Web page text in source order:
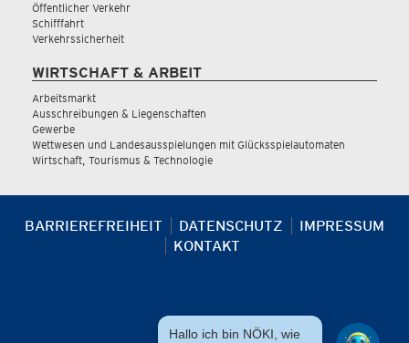
Öffentlicher Verkehr
Schifffahrt
Verkehrssicherheit
WIRTSCHAFT & ARBEIT
Arbeitsmarkt
Ausschreibungen & Liegenschaften
Gewerbe
Wettwesen und Landesausspielungen mit Glücksspielautomaten
Wirtschaft, Tourismus & Technologie
BARRIEREFREIHEIT DATENSCHUTZ
IMPRESSUM
KONTAKT
Hallo ich bin NÖKI, wie